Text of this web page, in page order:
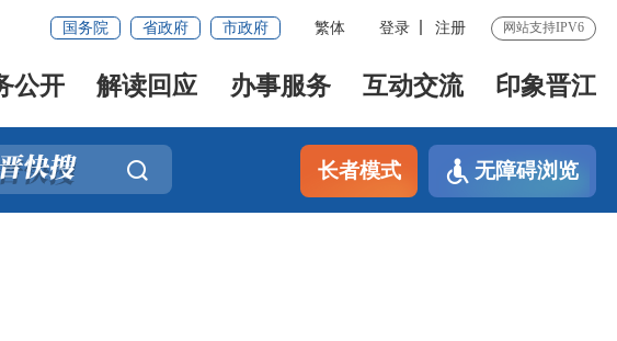
国务院 省政府 市政府 繁体 登录 注册 网站支持IPV6
公开 解读回应 办事服务 互动交流 印象晋江
长者模式 无障碍浏览